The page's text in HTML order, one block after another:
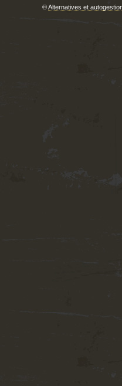
©Alternatives et